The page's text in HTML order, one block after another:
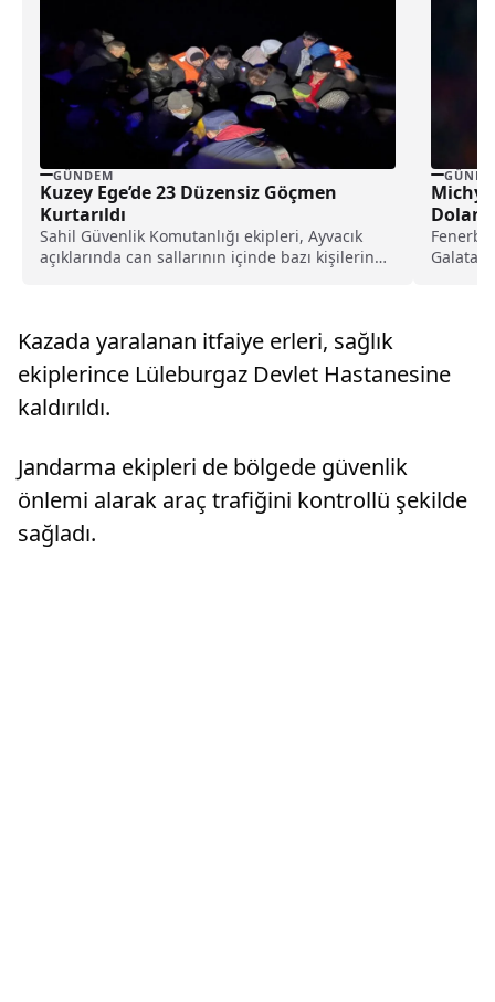
GÜNDEM
Kuzey Ege’de 23 Düzensiz Göçmen
Kurtarıldı
Sahil Güvenlik Komutanlığı ekipleri, Ayvacık
açıklarında can sallarının içinde bazı kişilerin
Michy
Kazada yaralanan itfaiye erleri, sağlık
ekiplerince Lüleburgaz Devlet Hastanesine
kaldırıldı.
Jandarma ekipleri de bölgede güvenlik
önlemi alarak araç trafiğini kontrollü şekilde
sağladı.